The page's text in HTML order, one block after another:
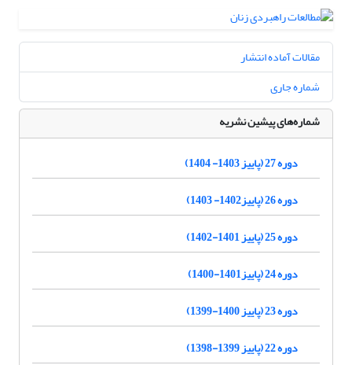
مقالات آماده انتشار
شماره جاری
شماره‌های پیشین نشریه
دوره 27 (پاییز 1403- 1404)
دوره 26 (پاییز1402- 1403)
دوره 25 (پاییز 1401-1402)
دوره 24 (پاییز1401-1400)
دوره 23 (پاییز 1400-1399)
دوره 22 (پاییز 1399-1398)